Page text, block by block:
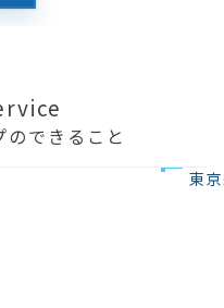
のできること
東